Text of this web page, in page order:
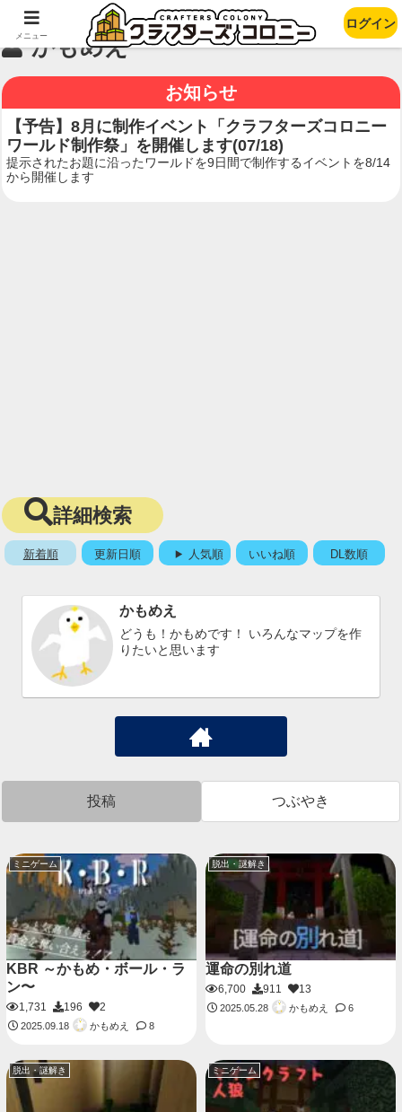
かもめえ
お知らせ
【予告】8月に制作イベント「クラフターズコロニー
ワールド制作祭」を開催します(07/18)
提示されたお題に沿ったワールドを9日間で制作するイベントを8/14
から開催します
詳細検索
新着順 更新日順 人気順 いいね順 DL数順
かもめえ
どうも！かもめです！ いろんなマップを作
りたいと思います
投稿 つぶやき
ミニゲーム
KBR ～かもめ・ボール・ラ
ン〜
1,731 196 2
2025.09.18 かもめえ 8
脱出・謎解き
運命の別れ道
6,700 911 13
2025.05.28 かもめえ 6
脱出・謎解き ミニゲーム
メニュー
ログイン